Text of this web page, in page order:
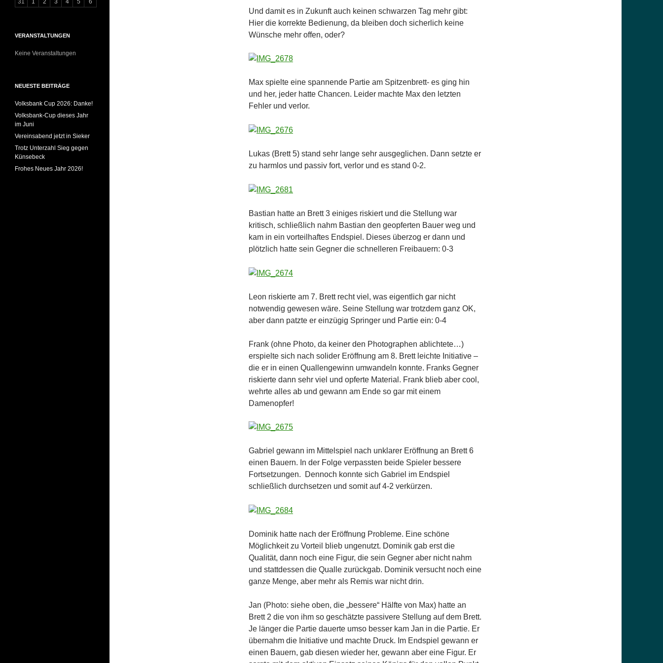
Und damit es in Zukunft auch keinen schwarzen Tag mehr gibt:
Hier die korrekte Bedienung, da bleiben doch sicherlich keine
Wünsche mehr offen, oder?
Max spielte eine spannende Partie am Spitzenbrett- es ging hin
und her, jeder hatte Chancen. Leider machte Max den letzten
Fehler und verlor.
Lukas (Brett 5) stand sehr lange sehr ausgeglichen. Dann setzte er
zu harmlos und passiv fort, verlor und es stand 0-2.
Bastian hatte an Brett 3 einiges riskiert und die Stellung war
kritisch, schließlich nahm Bastian den geopferten Bauer weg und
kam in ein vorteilhaftes Endspiel. Dieses überzog er dann und
plötzlich hatte sein Gegner die schnelleren Freibauern: 0-3
Leon riskierte am 7. Brett recht viel, was eigentlich gar nicht
notwendig gewesen wäre. Seine Stellung war trotzdem ganz OK,
aber dann patzte er einzügig Springer und Partie ein: 0-4
Frank (ohne Photo, da keiner den Photographen ablichtete…)
erspielte sich nach solider Eröffnung am 8. Brett leichte Initiative –
die er in einen Quallengewinn umwandeln konnte. Franks Gegner
riskierte dann sehr viel und opferte Material. Frank blieb aber cool,
wehrte alles ab und gewann am Ende so gar mit einem
Damenopfer!
Gabriel gewann im Mittelspiel nach unklarer Eröffnung an Brett 6
einen Bauern. In der Folge verpassten beide Spieler bessere
Fortsetzungen. Dennoch konnte sich Gabriel im Endspiel
schließlich durchsetzen und somit auf 4-2 verkürzen.
Dominik hatte nach der Eröffnung Probleme. Eine schöne
Möglichkeit zu Vorteil blieb ungenutzt. Dominik gab erst die
Qualität, dann noch eine Figur, die sein Gegner aber nicht nahm
und stattdessen die Qualle zurückgab. Dominik versucht noch eine
ganze Menge, aber mehr als Remis war nicht drin.
Jan (Photo: siehe oben, die „bessere“ Hälfte von Max) hatte an
Brett 2 die von ihm so geschätzte passivere Stellung auf dem Brett.
Je länger die Partie dauerte umso besser kam Jan in die Partie. Er
übernahm die Initiative und machte Druck. Im Endspiel gewann er
einen Bauern, gab diesen wieder her, gewann aber eine Figur. Er
VERANSTALTUNGEN
Keine Veranstaltungen
NEUESTE BEITRÄGE
Volksbank Cup 2026: Danke!
Volksbank-Cup dieses Jahr
im Juni
Vereinsabend jetzt in Sieker
Trotz Unterzahl Sieg gegen
Künsebeck
Frohes Neues Jahr 2026!